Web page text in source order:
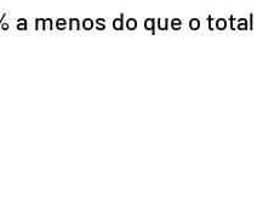
a menos do que o total